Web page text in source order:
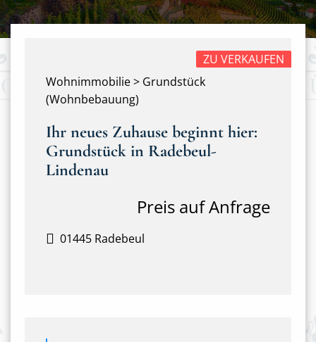
Wohnimmobilie > Grundstück
(Wohnbebauung)
ZU VERKAUFEN
Ihr neues Zuhause beginnt hier:
Grundstück in Radebeul-
Lindenau
01445 Radebeul
Preis auf Anfrage